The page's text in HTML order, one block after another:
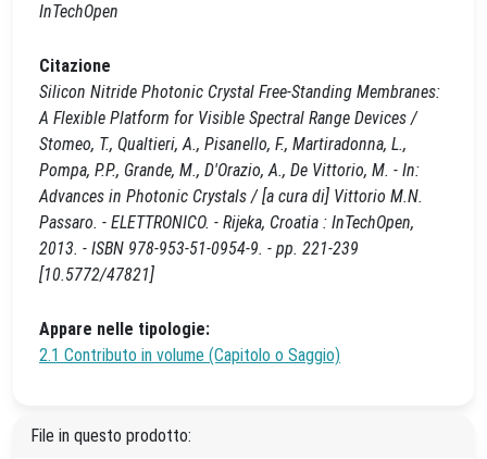
InTechOpen
Citazione
Silicon Nitride Photonic Crystal Free-Standing Membranes:
A Flexible Platform for Visible Spectral Range Devices /
Stomeo, T., Qualtieri, A., Pisanello, F., Martiradonna, L.,
Pompa, P.P., Grande, M., D'Orazio, A., De Vittorio, M. - In:
Advances in Photonic Crystals / [a cura di] Vittorio M.N.
Passaro. - ELETTRONICO. - Rijeka, Croatia : InTechOpen,
2013. - ISBN 978-953-51-0954-9. - pp. 221-239
[10.5772/47821]
Appare nelle tipologie:
2.1 Contributo in volume (Capitolo o Saggio)
File in questo prodotto: